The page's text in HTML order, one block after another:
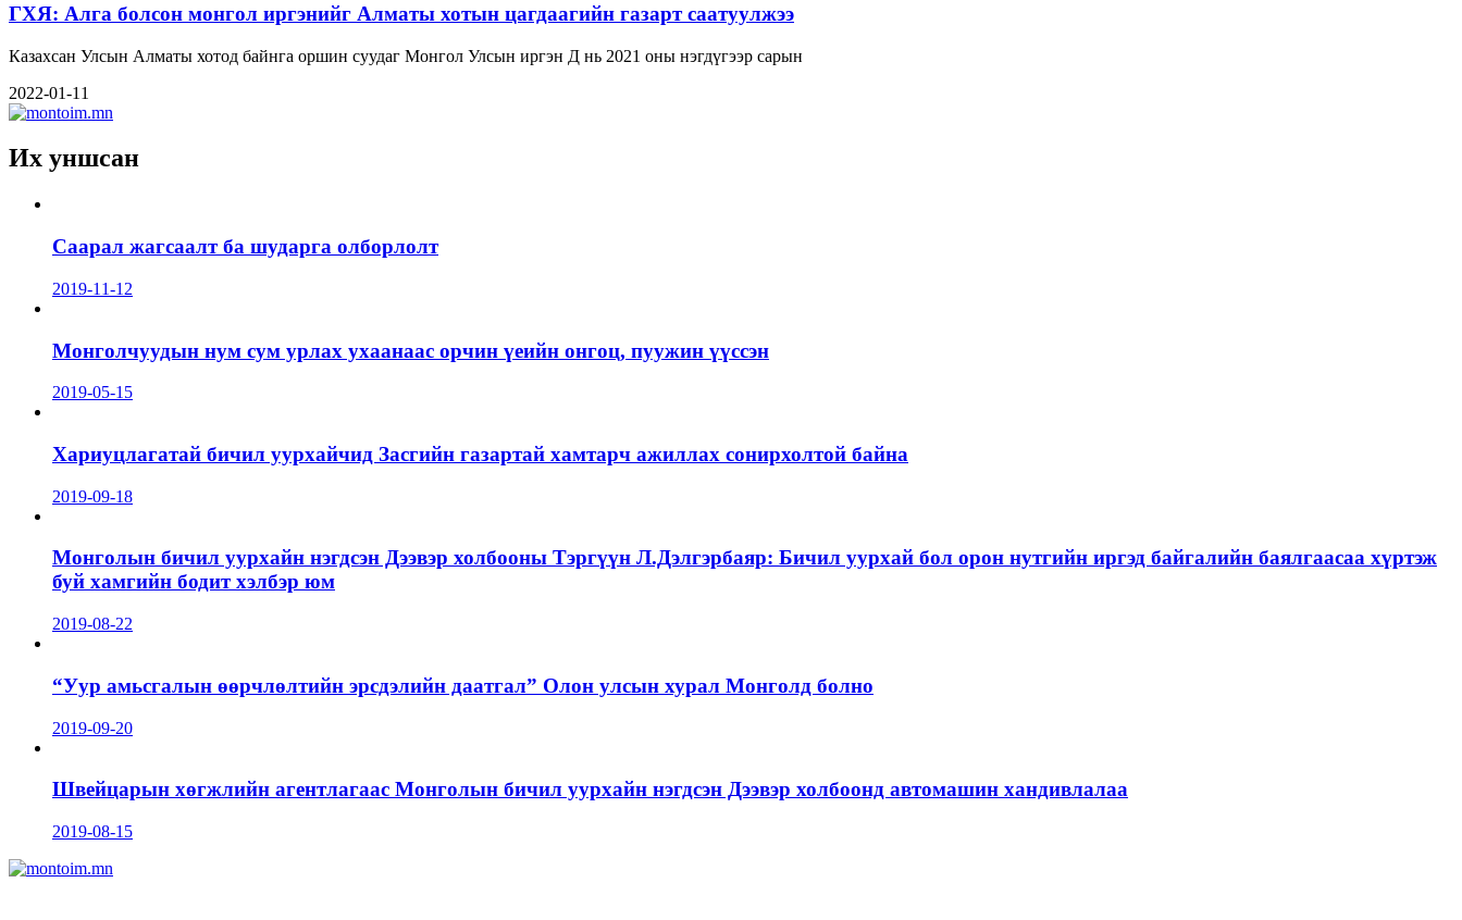
ГХЯ: Алга болсон монгол иргэнийг Алматы хотын цагдаагийн газарт саатуулжээ
Казахсан Улсын Алматы хотод байнга оршин суудаг Монгол Улсын иргэн Д нь 2021 оны нэгдүгээр сарын
2022-01-11
Их уншсан
Саарал жагсаалт ба шударга олборлолт
2019-11-12
Монголчуудын нум сум урлах ухаанаас орчин үеийн онгоц, пуужин үүссэн
2019-05-15
Хариуцлагатай бичил уурхайчид Засгийн газартай хамтарч ажиллах сонирхолтой байна
2019-09-18
Монголын бичил уурхайн нэгдсэн Дээвэр холбооны Тэргүүн Л.Дэлгэрбаяр: Бичил уурхай бол орон нутгийн иргэд байгалийн баялгаасаа хүртэж
буй хамгийн бодит хэлбэр юм
2019-08-22
“Уур амьсгалын өөрчлөлтийн эрсдэлийн даатгал” Олон улсын хурал Монголд болно
2019-09-20
Швейцарын хөгжлийн агентлагаас Монголын бичил уурхайн нэгдсэн Дээвэр холбоонд автомашин хандивлалаа
2019-08-15